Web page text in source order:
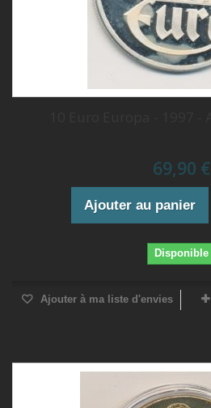
69,90 €
Ajouter au panier
Disponible
Ajouter à ma liste d'envies